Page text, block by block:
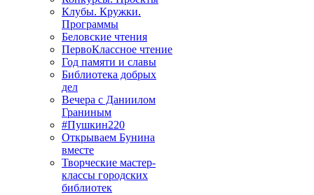
Клубы. Кружки.
Программы
Беловские чтения
ПервоКлассное чтение
Год памяти и славы
Библиотека добрых
дел
Вечера с Даниилом
Граниным
#Пушкин220
Открываем Бунина
вместе
Творческие мастер-
классы городских
библиотек